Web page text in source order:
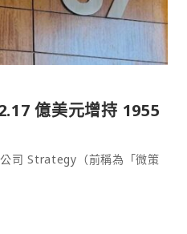
億美元增持 1955
司 Strategy（前稱為「微策